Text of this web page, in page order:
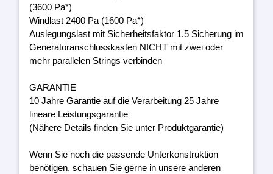
(3600 Pa*)
Windlast 2400 Pa (1600 Pa*)
Auslegungslast mit Sicherheitsfaktor 1.5 Sicherung im
Generatoranschlusskasten NICHT mit zwei oder
mehr parallelen Strings verbinden
GARANTIE
10 Jahre Garantie auf die Verarbeitung 25 Jahre
lineare Leistungsgarantie
(Nähere Details finden Sie unter Produktgarantie)
Wenn Sie noch die passende Unterkonstruktion
benötigen, schauen Sie gerne in unsere anderen